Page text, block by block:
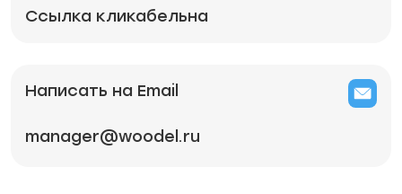
Ссылка кликабельна
Написать на Email
manager@woodel.ru